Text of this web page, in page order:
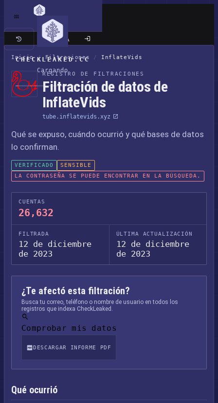
CHECKLEAKED.CC
Cargando
Sitio clásico
Inicio / Filtraciones / InflateVids
REGISTRO DE FILTRACIONES
Filtración de datos de
InflateVids
tube.inflatevids.xyz
Qué se expuso, cuándo ocurrió y qué bases de datos
lo confirman.
VERIFICADO
SENSIBLE
LA CONTRASEÑA SE PUEDE ENCONTRAR EN LA BÚSQUEDA.
CUENTAS
26,632
FILTRADA
12 de diciembre
de 2023
ÚLTIMA ACTUALIZACIÓN
12 de diciembre
de 2023
¿Te afectó esta filtración?
Busca tu correo, teléfono o nombre de usuario en todos los
registros que indexa CheckLeaked.
Comprobar mis datos
DESCARGAR INFORME PDF
Qué ocurrió